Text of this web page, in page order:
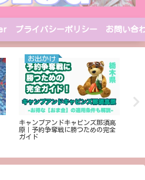
プライバシーポリシー お問い合
お出かけ
キャンプアンドキャビンズ那須高
原｜予約争奪戦に勝つための完全
ガイド